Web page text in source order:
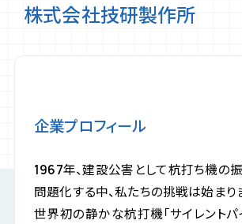
キャリアを探求する
お知らせ
初めての方へ
プライバシーポリシー
株式会社技研製作所
企業プロフィール
1967年、建設公害として杭打ち機の
問題化する中、私たちの挑戦は始まり
世界初の静かな杭打機「サイレントパ